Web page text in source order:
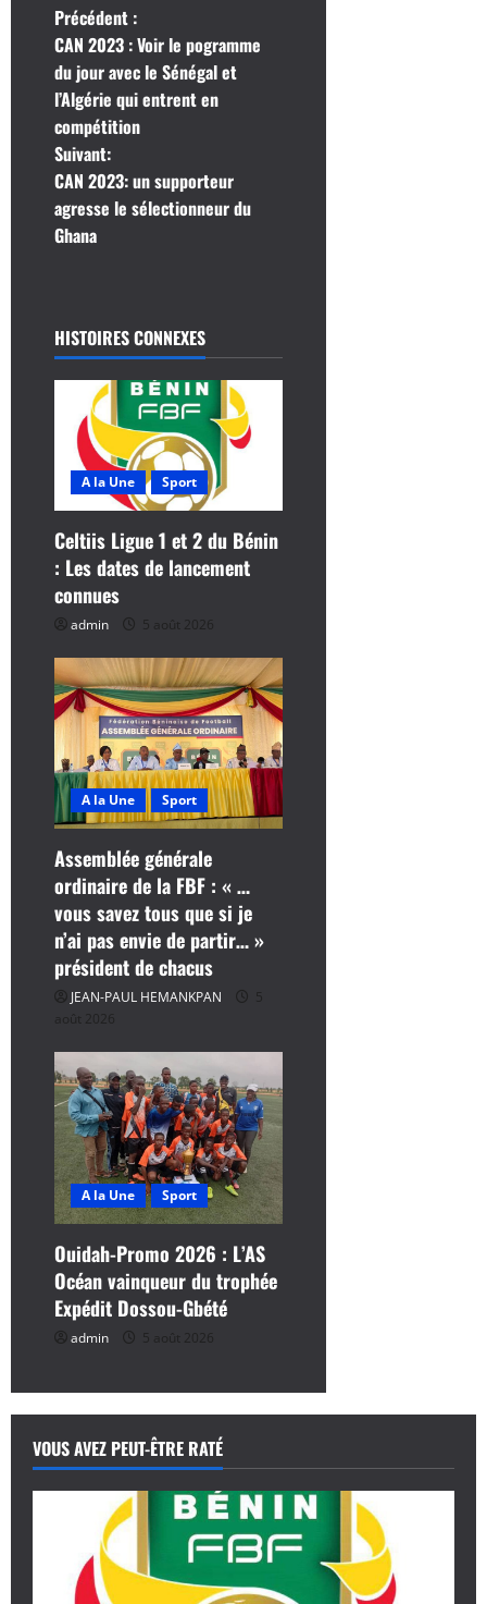
N
a
v
i
g
a
i
o
’
a
r
t
i
c
l
e
Précédent :
CAN 2023 : Voir le pogramme
du jour avec le Sénégal et
l’Algérie qui entrent en
compétition
Suivant:
CAN 2023: un supporteur
agresse le sélectionneur du
Ghana
HISTOIRES CONNEXES
A la Une Sport
Celtiis Ligue 1 et 2 du Bénin
: Les dates de lancement
connues
admin 5 août 2026
A la Une Sport
Assemblée générale
ordinaire de la FBF : « …
vous savez tous que si je
n’ai pas envie de partir… »
président de chacus
JEAN-PAUL HEMANKPAN
5
août 2026
A la Une Sport
Ouidah-Promo 2026 : L’AS
Océan vainqueur du trophée
Expédit Dossou-Gbété
admin 5 août 2026
VOUS AVEZ PEUT-ÊTRE RATÉ